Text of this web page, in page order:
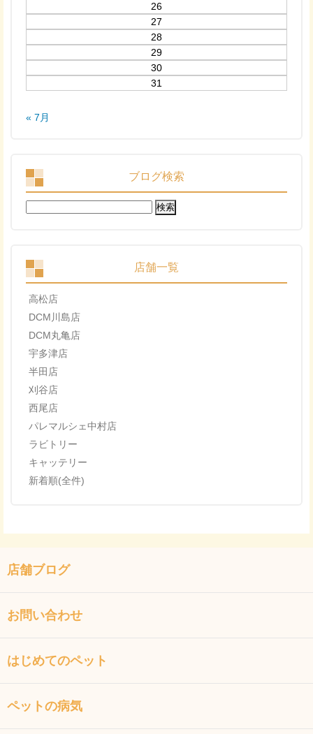
26
27
28
29
30
31
« 7月
ブログ検索
検
索:
店舗一覧
高松店
DCM川島店
DCM丸亀店
宇多津店
半田店
刈谷店
西尾店
パレマルシェ中村店
ラビトリー
キャッテリー
新着順(全件)
店舗ブログ
お問い合わせ
はじめてのペット
ペットの病気